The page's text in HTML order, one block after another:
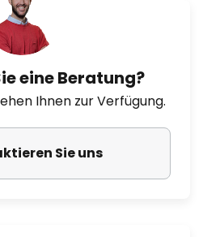
eine Beratung?
Ihnen zur Verfügung.
Sie uns